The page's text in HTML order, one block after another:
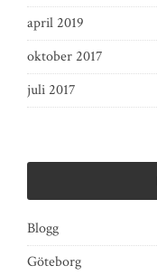
april 2019
oktober 2017
juli 2017
Blogg
Göteborg